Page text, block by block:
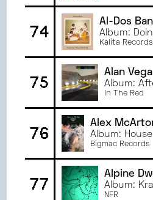
74
Al-Dos
Album:
Pride
Kalita Records
75
Alan Vega
Album:
In The Red
76
Alex
Album:
Waterhouse
Bigmac Records
77
Alpine
Album:
NFR